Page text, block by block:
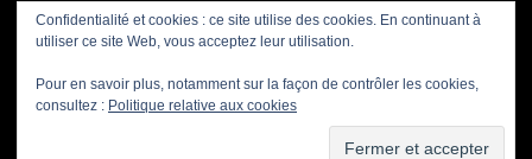
Seconde édition du festival « D’Encre et de Papier » du 21
au 23 octobre
19 octobre 2022
CGU POLITIQUE DE CONFIDENTIALITÉ
Confidentialité et cookies : ce site utilise des cookies. En continuant à
utiliser ce site Web, vous acceptez leur utilisation.
Pour en savoir plus, notamment sur la façon de contrôler les cookies,
consultez : Politique relative aux cookies